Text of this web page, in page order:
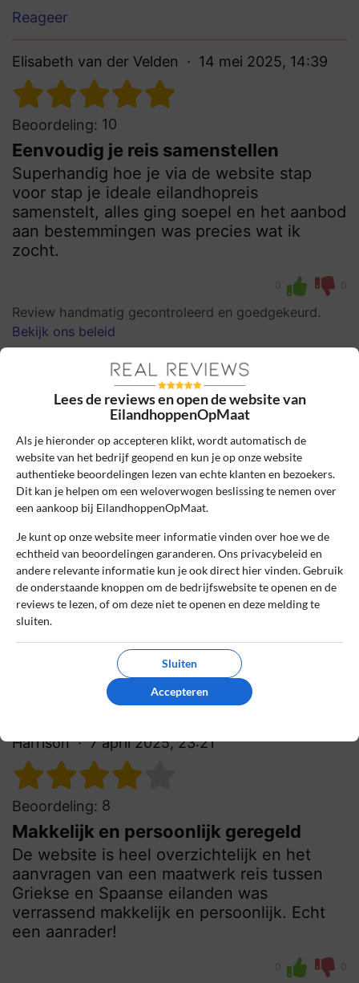
Reageer
Elisabeth van der Velden 14 mei 2025, 14:39
Beoordeling: 10
Eenvoudig je reis samenstellen
Superhandig hoe je via de website stap
voor stap je ideale eilandhopreis
samenstelt, alles ging soepel en het aanbod
aan bestemmingen was precies wat ik
zocht.
0 0
Review handmatig gecontroleerd en goedgekeurd.
Bekijk ons beleid
12 april 2025, 17:42
Beoordeling: 10
Soepele en persoonlijke boeking
was eenvoudig en duidelijk geregeld via de
website. Snel persoonlijk contact en een
reis helemaal op maat gemaakt.
Review handmatig gecontroleerd en goedgekeurd.
Harrison 7 april 2025, 23:21
Beoordeling: 8
Makkelijk en persoonlijk geregeld
De website is heel overzichtelijk en het
aanvragen van een maatwerk reis tussen
Griekse en Spaanse eilanden was
verrassend makkelijk en persoonlijk. Echt
een aanrader!
0 0
Lees de reviews en open de website van
EilandhoppenOpMaat
Als je hieronder op accepteren klikt, wordt automatisch de
website van het bedrijf geopend en kun je op onze website
authentieke beoordelingen lezen van echte klanten en bezoekers.
Dit kan je helpen om een weloverwogen beslissing te nemen over
een aankoop bij EilandhoppenOpMaat.
Je kunt op onze website meer informatie vinden over hoe we de
echtheid van beoordelingen garanderen. Ons privacybeleid en
andere relevante informatie kun je ook direct hier vinden. Gebruik
de onderstaande knoppen om de bedrijfswebsite te openen en de
reviews te lezen, of om deze niet te openen en deze melding te
sluiten.
Sluiten
Accepteren